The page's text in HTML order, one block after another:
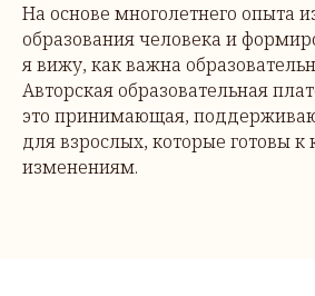
На основе многолетнего опыта
образования человека и
я вижу, как важна
Авторская образовательная
это принимающая,
для взрослых, которые готовы
изменениям.